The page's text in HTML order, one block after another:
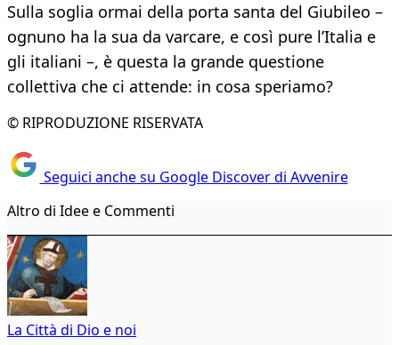
Sulla soglia ormai della porta santa del Giubileo –
ognuno ha la sua da varcare, e così pure l’Italia e
gli italiani –, è questa la grande questione
collettiva che ci attende: in cosa speriamo?
© RIPRODUZIONE RISERVATA
Seguici anche su Google Discover di Avvenire
Altro di Idee e Commenti
La Città di Dio e noi